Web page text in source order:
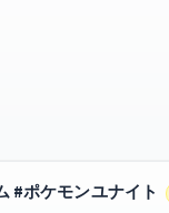
#ポケモンユナイト